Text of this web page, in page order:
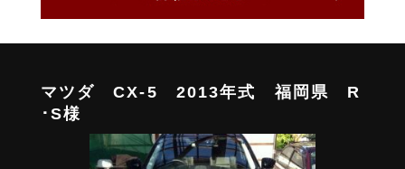
マツダ CX-5 2013年式 福岡県 R
･S様